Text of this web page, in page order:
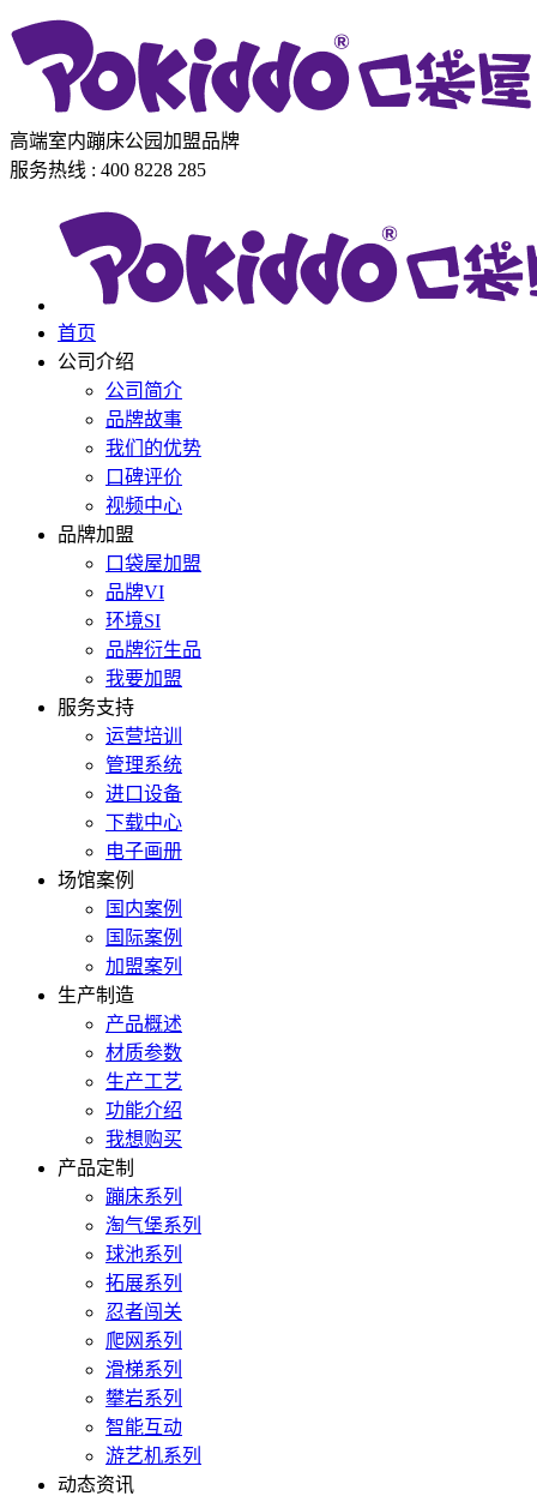
高端室内蹦床公园加盟品牌
服务热线 : 400 8228 285
首页
公司介绍
公司简介
品牌故事
我们的优势
口碑评价
视频中心
品牌加盟
口袋屋加盟
品牌VI
环境SI
品牌衍生品
我要加盟
服务支持
运营培训
管理系统
进口设备
下载中心
电子画册
场馆案例
国内案例
国际案例
加盟案列
生产制造
产品概述
材质参数
生产工艺
功能介绍
我想购买
产品定制
蹦床系列
淘气堡系列
球池系列
拓展系列
忍者闯关
爬网系列
滑梯系列
攀岩系列
智能互动
游艺机系列
动态资讯